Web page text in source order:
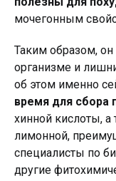
мочегонным
Таким образом, он
организме и
об этом именно
время для сбора
хинной кислоты,
лимонной,
специалисты по
другие